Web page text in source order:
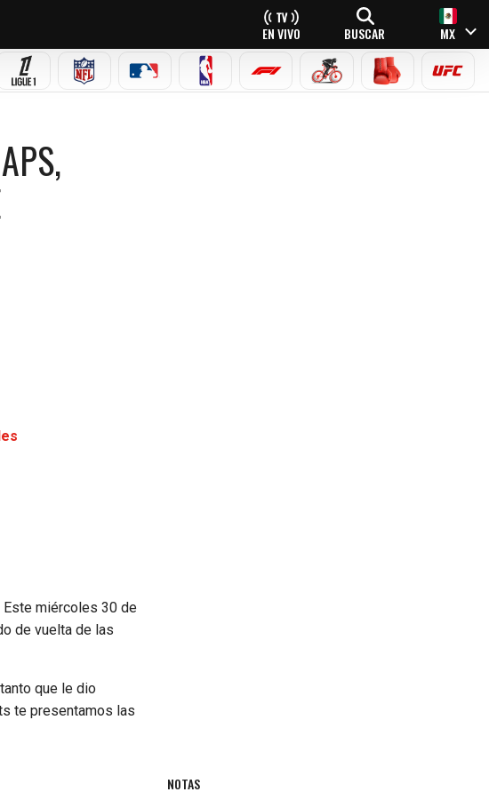
EN VIVO BUSCAR MX
LIGUE 1 NFL MLB NBA FÓRMULA 1CICLISMOBOXEO UFC
Este miércoles 30 de
de vuelta de las
que le dio
te presentamos las
NOTAS